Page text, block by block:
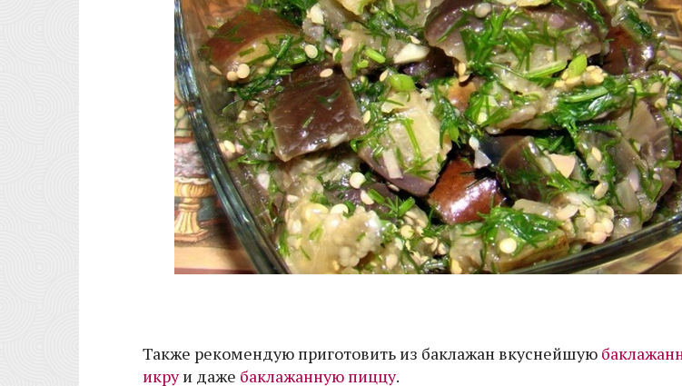
Также рекомендую приготовить из баклажан вкуснейшую
икруи даже баклажанную пиццу.